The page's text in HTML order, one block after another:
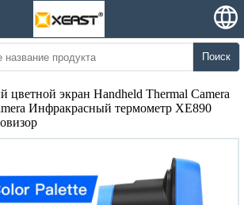
Поиск
цветной экран Handheld Thermal Camera
Инфракрасный термометр XE890